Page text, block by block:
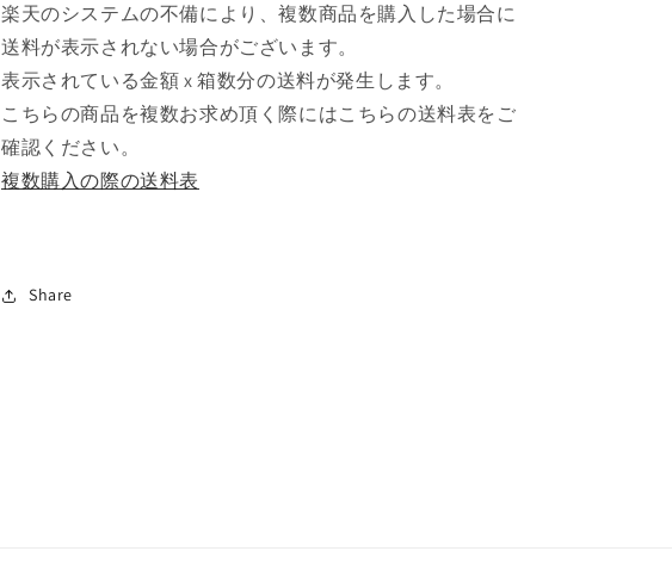
楽天のシステムの不備により、複数商品を購入した場合に
送料が表示されない場合がございます。
表示されている金額 x 箱数分の送料が発生します。
こちらの商品を複数お求め頂く際にはこちらの送料表をご
確認ください。
複数購入の際の送料表
Share